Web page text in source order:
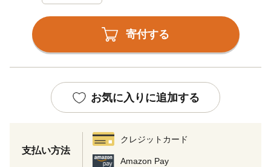
寄付する
お気に入りに追加する
支払い方法
クレジットカード
Amazon Pay